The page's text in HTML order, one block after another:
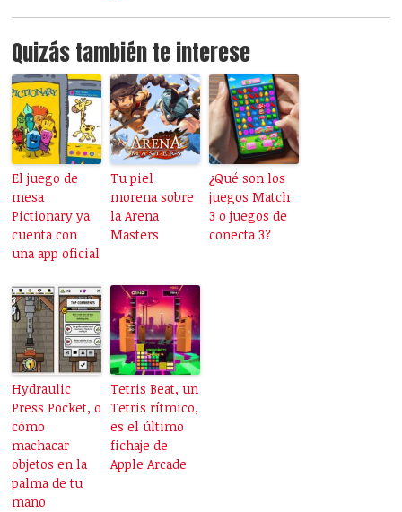
Quizás también te interese
El juego de
mesa
Pictionary ya
cuenta con
una app oficial
Tu piel
morena sobre
la Arena
Masters
¿Qué son los
juegos Match
3 o juegos de
conecta 3?
Hydraulic
Press Pocket, o
cómo
machacar
objetos en la
palma de tu
mano
Tetris Beat, un
Tetris rítmico,
es el último
fichaje de
Apple Arcade